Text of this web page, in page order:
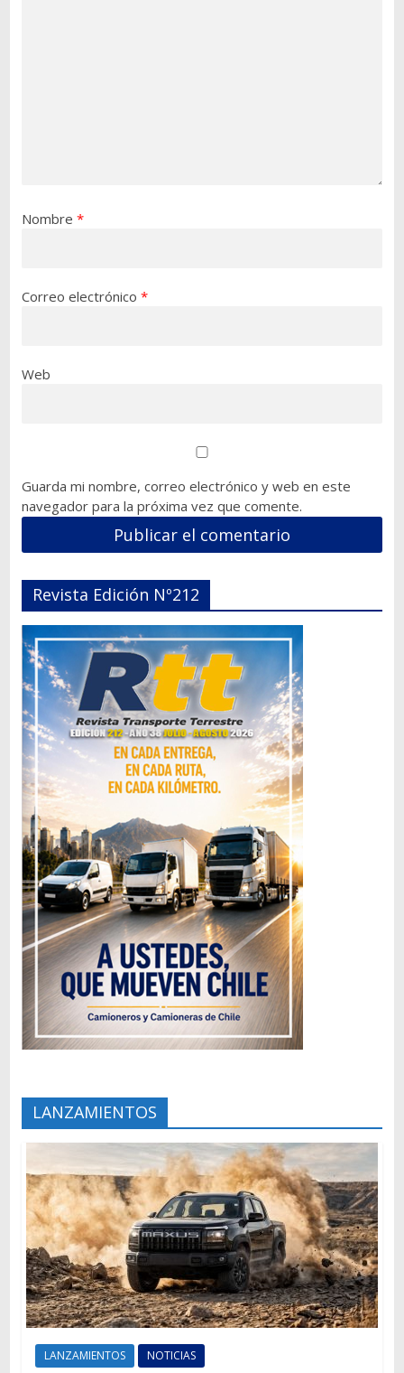
Nombre *
Correo electrónico *
Web
Guarda mi nombre, correo electrónico y web en este
navegador para la próxima vez que comente.
Revista Edición Nº212
LANZAMIENTOS
LANZAMIENTOS NOTICIAS